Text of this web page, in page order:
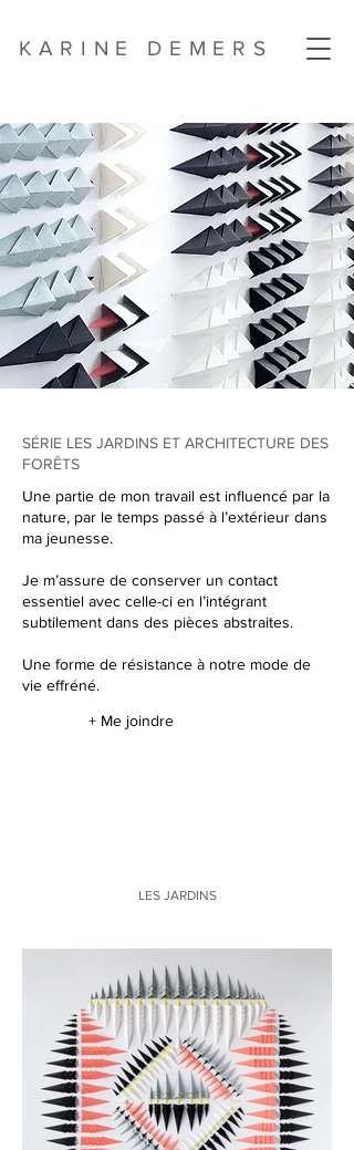
KARINE DEMERS
SÉRIE LES JARDINS ET ARCHITECTURE DES
FORÊTS
Une partie de mon travail est influencé par la
nature, par le temps passé à l’extérieur dans
ma jeunesse.
Je m’assure de conserver un contact
essentiel avec celle-ci en l’intégrant
subtilement dans des pièces abstraites.
Une forme de résistance à notre mode de
vie effréné.
+ Me joindre
LES JARDINS